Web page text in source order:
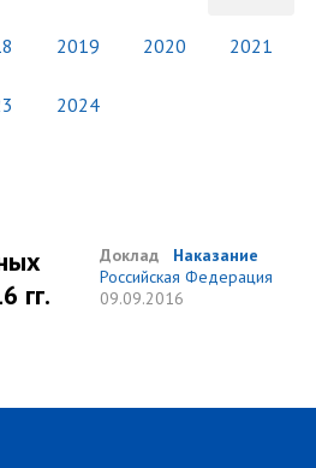
2019 2020 2021
2024
гг.
Доклад
Наказание
Российская Федерация
09.09.2016